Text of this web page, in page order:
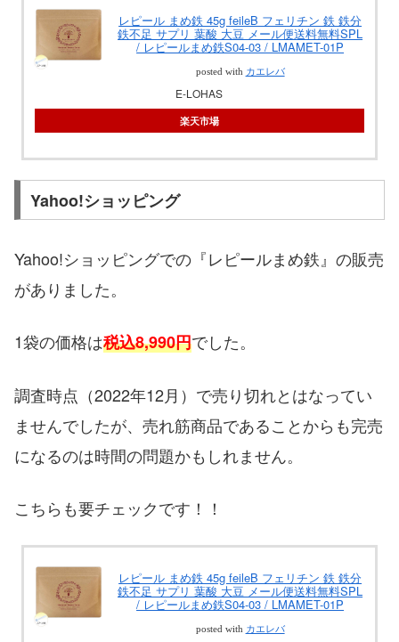
レピール まめ鉄 45g feileB フェリチン 鉄 鉄分
鉄不足 サプリ 葉酸 大豆 メール便送料無料SPL
/ レピールまめ鉄S04-03 / LMAMET-01P
posted with カエレバ
E-LOHAS
楽天市場
Yahoo!ショッピング
Yahoo!ショッピングでの『レピールまめ鉄』の販売
がありました。
1袋の価格は税込8,990円でした。
調査時点（2022年12月）で売り切れとはなってい
ませんでしたが、売れ筋商品であることからも完売
になるのは時間の問題かもしれません。
こちらも要チェックです！！
レピール まめ鉄 45g feileB フェリチン 鉄 鉄分
鉄不足 サプリ 葉酸 大豆 メール便送料無料SPL
/ レピールまめ鉄S04-03 / LMAMET-01P
posted with カエレバ